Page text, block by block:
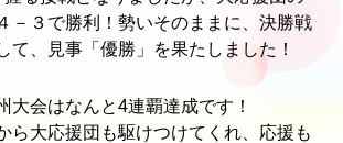
－３で勝利！勢いそのままに、決勝戦
て、見事「優勝」を果たしました！
大会はなんと4連覇達成です！
ら大応援団も駆けつけてくれ、応援も